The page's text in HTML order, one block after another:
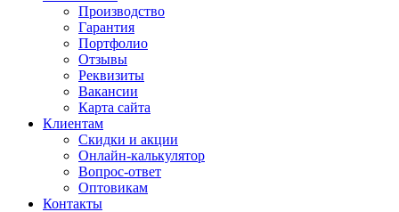
Производство
Гарантия
Портфолио
Отзывы
Реквизиты
Вакансии
Карта сайта
Клиентам
Скидки и акции
Онлайн-калькулятор
Вопрос-ответ
Оптовикам
Контакты